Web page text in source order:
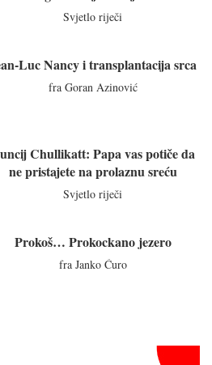
Svjetlo riječi
Luc Nancy i transplantacija srca
fra Goran Azinović
Chullikatt: Papa vas potiče da
ne pristajete na prolaznu sreću
Svjetlo riječi
Prokoš… Prokockano jezero
fra Janko Ćuro